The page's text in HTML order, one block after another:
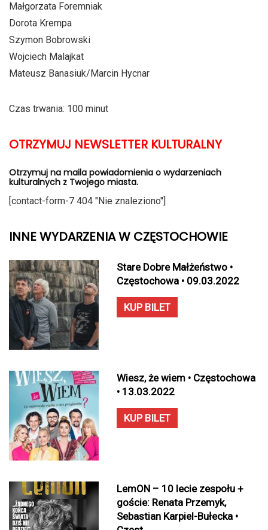
Małgorzata Foremniak
Dorota Krempa
Szymon Bobrowski
Wojciech Malajkat
Mateusz Banasiuk/Marcin Hycnar
Czas trwania: 100 minut
OTRZYMUJ NEWSLETTER KULTURALNY
Otrzymuj na maila powiadomienia o wydarzeniach
kulturalnych z Twojego miasta.
[contact-form-7 404 "Nie znaleziono"]
INNE WYDARZENIA W CZĘSTOCHOWIE
Stare Dobre Małżeństwo •
Częstochowa • 09.03.2022
KUP BILET
Wiesz, że wiem • Częstochowa
• 13.03.2022
KUP BILET
LemON – 10 lecie zespołu +
goście: Renata Przemyk,
Sebastian Karpiel-Bułecka •